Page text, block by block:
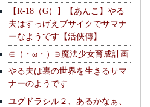
【R-18（G）】【あんこ】やる
夫はすっげえブサイクでサマナ
ーなようです【活俠傳】
∈（・ω・）∋魔法少女育成計画
やる夫は裏の世界を生きるサマ
ナーのようです
ユグドラシル２、あるかなぁ、